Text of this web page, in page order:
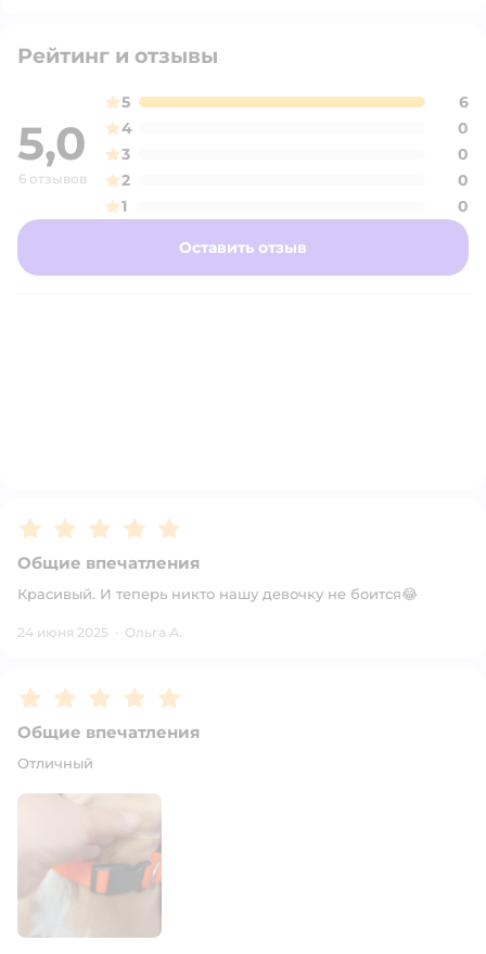
Рейтинг и отзывы
5,0
6 отзывов
5
6
4
0
3
0
2
0
1
0
Оставить отзыв
Рейтинг:5
Общие впечатления
Красивый. И теперь никто нашу девочку не боится😂
24 июня 2025 · Ольга А.
Рейтинг:5
Общие впечатления
Отличный